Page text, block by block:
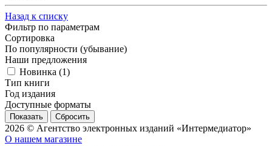
Назад к списку
Фильтр по параметрам
Сортировка
По популярности (убывание)
Наши предложения
Новинка (1)
Тип книги
Год издания
Доступные форматы
Сбросить
2026 © Агентство электронных изданий «Интермедиатор»
О нашем магазине